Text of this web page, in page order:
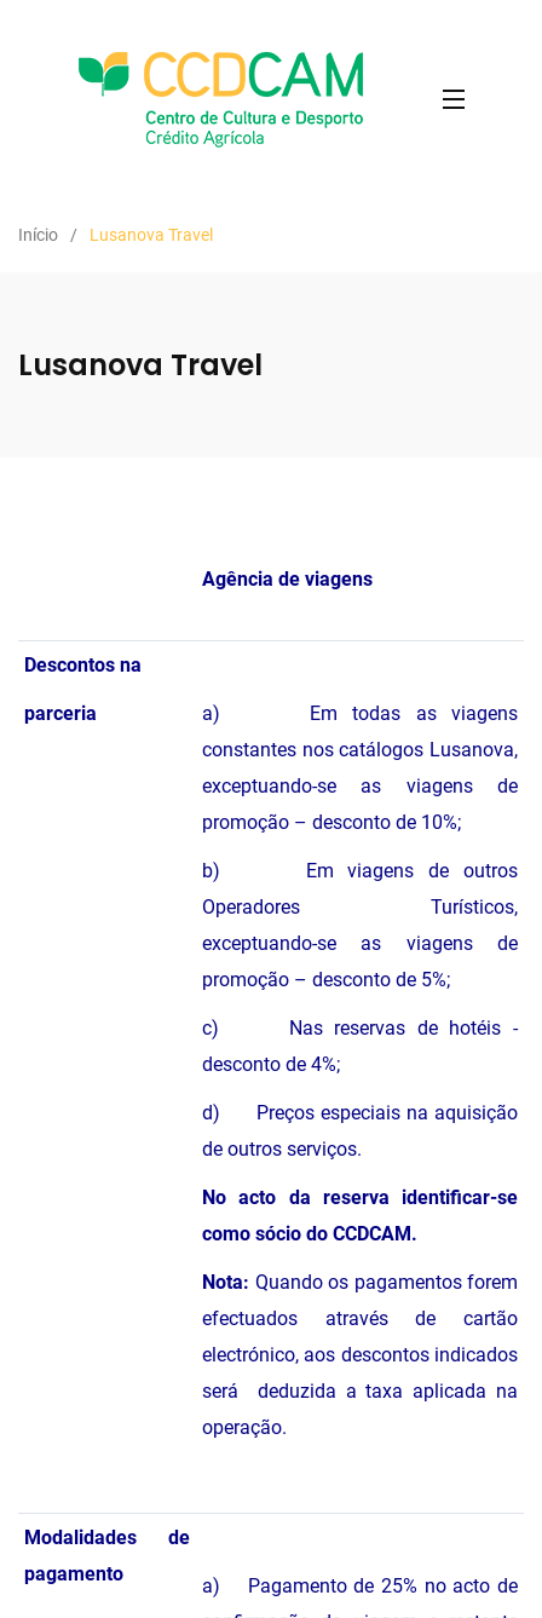
Início Lusanova Travel
Lusanova Travel
Agência de viagens
Descontos na
parceria
a) Em todas as viagens
constantes nos catálogos Lusanova,
exceptuando-se as viagens de
promoção – desconto de 10%;
b) Em viagens de outros
Operadores Turísticos,
exceptuando-se as viagens de
promoção – desconto de 5%;
c) Nas reservas de hotéis -
desconto de 4%;
d) Preços especiais na aquisição
de outros serviços.
No acto da reserva identificar-se
como sócio do CCDCAM.
Nota: Quando os pagamentos forem
efectuados através de cartão
electrónico, aos descontos indicados
será deduzida a taxa aplicada na
operação.
Modalidades de
pagamento
a) Pagamento de 25% no acto de